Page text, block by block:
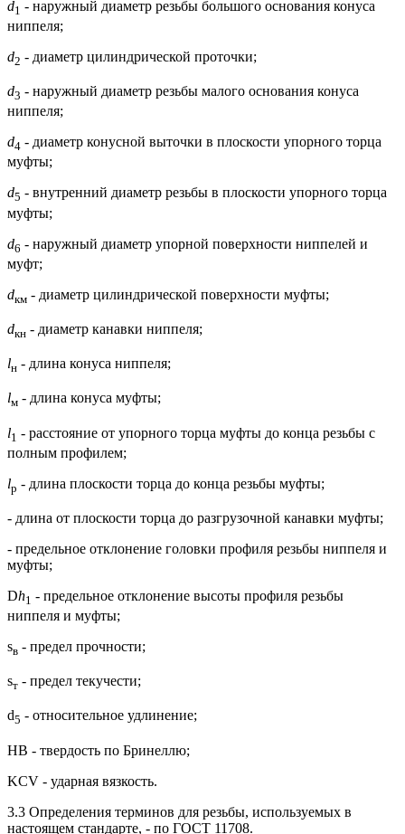
d1 - наружный диаметр резьбы большого основания конуса
ниппеля;
d2 - диаметр цилиндрической проточки;
d3 - наружный диаметр резьбы малого основания конуса
ниппеля;
d4 - диаметр конусной выточки в плоскости упорного торца
муфты;
d5 - внутренний диаметр резьбы в плоскости упорного торца
муфты;
d6 - наружный диаметр упорной поверхности ниппелей и
муфт;
dкм - диаметр цилиндрической поверхности муфты;
dкн - диаметр канавки ниппеля;
lн - длина конуса ниппеля;
lм - длина конуса муфты;
l1 - расстояние от упорного торца муфты до конца резьбы с
полным профилем;
lр - длина плоскости торца до конца резьбы муфты;
- длина от плоскости торца до разгрузочной канавки муфты;
- предельное отклонение головки профиля резьбы ниппеля и
муфты;
Dh1 - предельное отклонение высоты профиля резьбы
ниппеля и муфты;
sв - предел прочности;
sт - предел текучести;
d5 - относительное удлинение;
НВ - твердость по Бринеллю;
KCV - ударная вязкость.
3.3 Определения терминов для резьбы, используемых в
настоящем стандарте, - по ГОСТ 11708.